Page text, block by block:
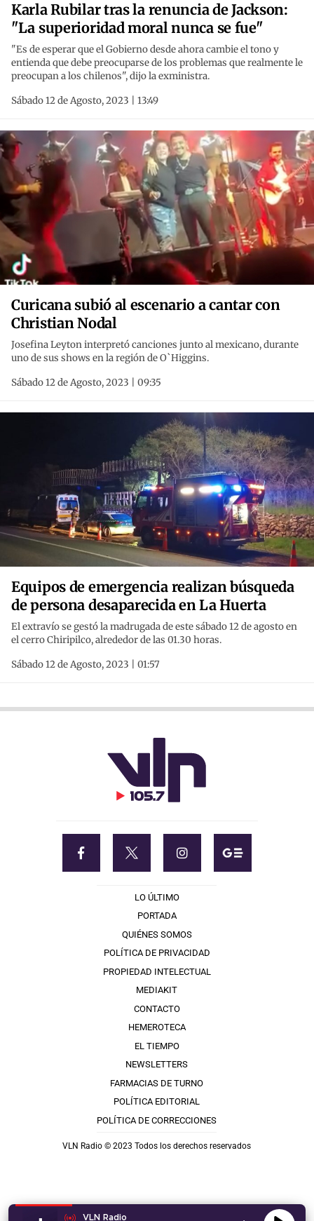
Karla Rubilar tras la renuncia de Jackson:
"La superioridad moral nunca se fue"
"Es de esperar que el Gobierno desde ahora cambie el tono y
entienda que debe preocuparse de los problemas que realmente le
preocupan a los chilenos", dijo la exministra.
Sábado 12 de Agosto, 2023 | 13:49
Curicana subió al escenario a cantar con
Christian Nodal
Josefina Leyton interpretó canciones junto al mexicano, durante
uno de sus shows en la región de O`Higgins.
Sábado 12 de Agosto, 2023 | 09:35
Equipos de emergencia realizan búsqueda
de persona desaparecida en La Huerta
El extravío se gestó la madrugada de este sábado 12 de agosto en
el cerro Chiripilco, alrededor de las 01.30 horas.
Sábado 12 de Agosto, 2023 | 01:57
VLN Radio
LO ÚLTIMO
PORTADA
QUIÉNES SOMOS
POLÍTICA DE PRIVACIDAD
PROPIEDAD INTELECTUAL
MEDIAKIT
CONTACTO
HEMEROTECA
EL TIEMPO
NEWSLETTERS
FARMACIAS DE TURNO
POLÍTICA EDITORIAL
POLÍTICA DE CORRECCIONES
VLN Radio © 2023 Todos los derechos reservados